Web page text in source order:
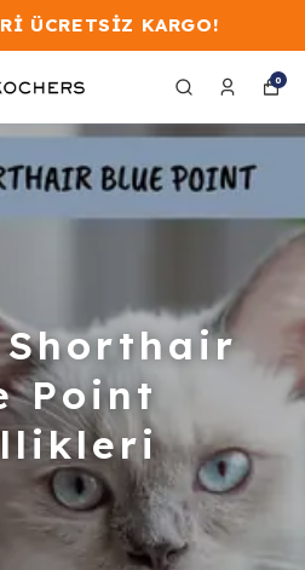
ÜCRETSİZ KARGO!
0
Point